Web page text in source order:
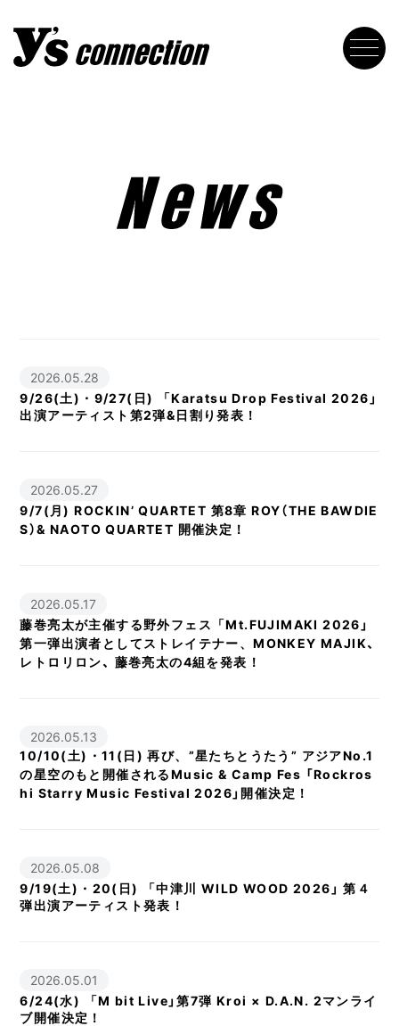
2026.05.28
9/26(土)・9/27(日) 「Karatsu Drop Festival 2026」
出演アーティスト第2弾&日割り発表！
2026.05.27
9/7(月) ROCKIN’ QUARTET 第8章 ROY（THE BAWDIE
S）& NAOTO QUARTET 開催決定！
2026.05.17
藤巻亮太が主催する野外フェス「Mt.FUJIMAKI 2026」
第一弾出演者としてストレイテナー、MONKEY MAJIK、
レトロリロン、 藤巻亮太の4組を発表！
2026.05.13
10/10(土)・11(日) 再び、”星たちとうたう” アジアNo.1
の星空のもと開催されるMusic & Camp Fes 「Rockros
hi Starry Music Festival 2026」開催決定！
2026.05.08
9/19(土)・20(日) 「中津川 WILD WOOD 2026」 第４
弾出演アーティスト発表！
2026.05.01
6/24(水) 「M bit Live」第7弾 Kroi × D.A.N. 2マンライ
ブ開催決定！